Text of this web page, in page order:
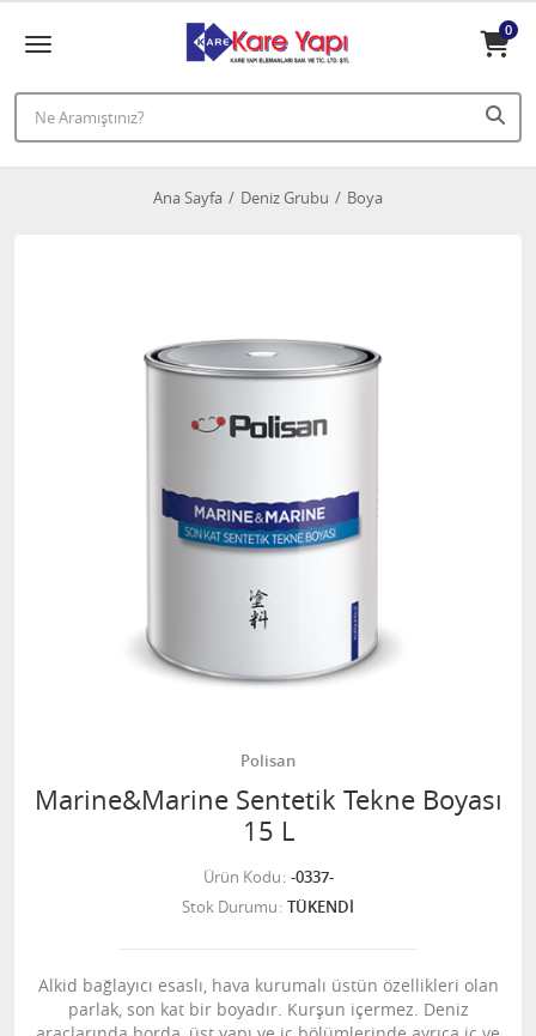
0
Ana Sayfa Deniz Grubu Boya
Polisan
Marine&Marine Sentetik Tekne Boyası
15 L
Ürün Kodu -0337-
Stok Durumu TÜKENDİ
Alkid bağlayıcı esaslı, hava kurumalı üstün özellikleri olan
parlak, son kat bir boyadır. Kurşun içermez. Deniz